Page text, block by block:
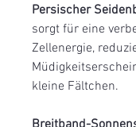
Persischer
sorgt für eine
Zellenergie,
kleine Fältchen.